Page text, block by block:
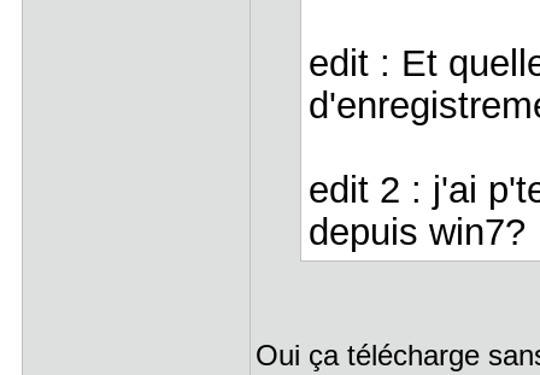
edit : Et
edit 2 : j'ai
depuis win7?
Oui ça télécharge